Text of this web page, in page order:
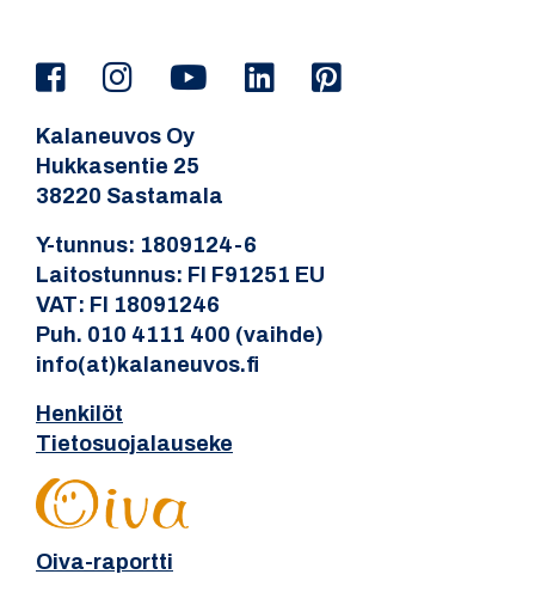
Kalaneuvos Oy
Hukkasentie 25
38220 Sastamala
Y-tunnus: 1809124-6
Laitostunnus: FI F91251 EU
VAT: FI 18091246
Puh. 010 4111 400 (vaihde)
info(at)kalaneuvos.fi
Henkilöt
Tietosuojalauseke
Oiva-raportti